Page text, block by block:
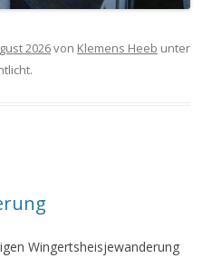
2026von Klemens Heeb unter
Wingertsheisjewanderung